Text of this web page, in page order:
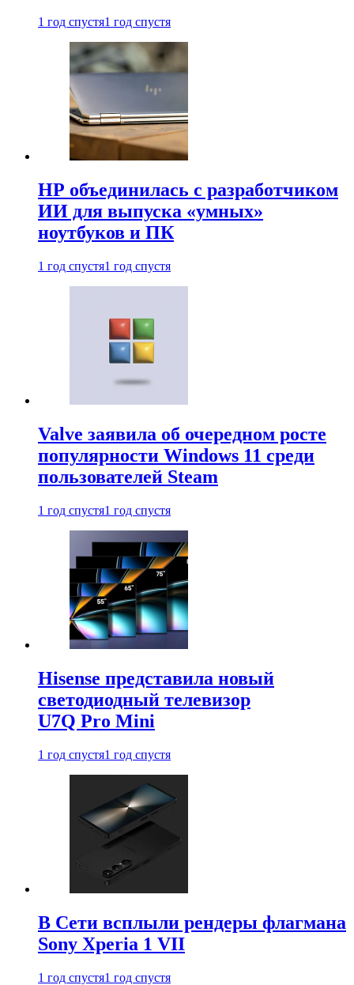
1 год спустя1 год спустя
HP объединилась с разработчиком
ИИ для выпуска «умных»
ноутбуков и ПК
1 год спустя1 год спустя
Valve заявила об очередном росте
популярности Windows 11 среди
пользователей Steam
1 год спустя1 год спустя
Hisense представила новый
светодиодный телевизор
U7Q Pro Mini
1 год спустя1 год спустя
В Сети всплыли рендеры флагмана
Sony Xperia 1 VII
1 год спустя1 год спустя